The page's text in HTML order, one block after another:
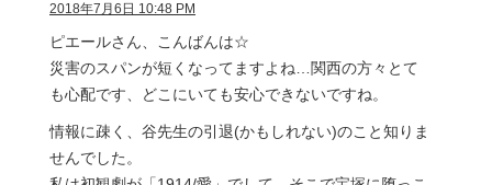
2018年7月6日 10:48 PM
ピエールさん、こんばんは☆
災害のスパンが短くなってますよね…関西の方々とて
も心配です、どこにいても安心できないですね。
情報に疎く、谷先生の引退(かもしれない)のこと知りま
せんでした。